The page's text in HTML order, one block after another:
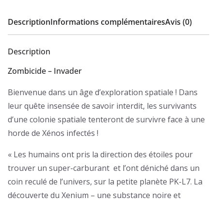
DescriptionInformations complémentairesAvis (0)
Description
Zombicide – Invader
Bienvenue dans un âge d’exploration spatiale ! Dans
leur quête insensée de savoir interdit, les survivants
d’une colonie spatiale tenteront de survivre face à une
horde de Xénos infectés !
« Les humains ont pris la direction des étoiles pour
trouver un super-carburant et l’ont déniché dans un
coin reculé de l’univers, sur la petite planète PK-L7. La
découverte du Xenium – une substance noire et